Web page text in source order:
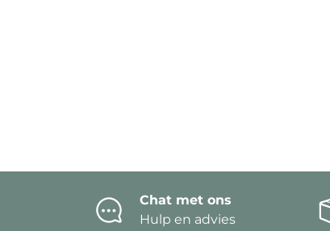
Chat met ons
Hulp en advies